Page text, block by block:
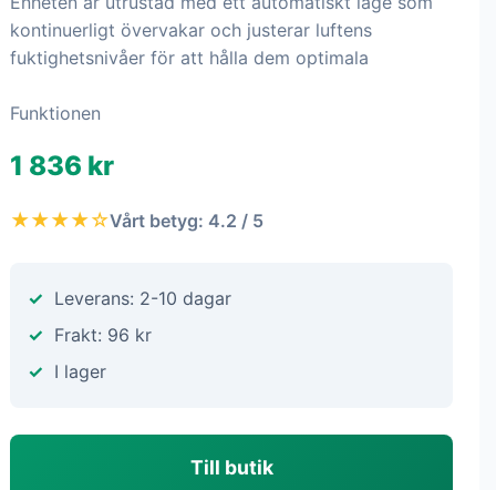
kontinuerligt övervakar och justerar luftens
fuktighetsnivåer för att hålla dem optimala
Funktionen
1 836 kr
★★★★☆Vårt betyg: 4.2 / 5
Leverans: 2-10 dagar
Frakt: 96 kr
I lager
Till butik